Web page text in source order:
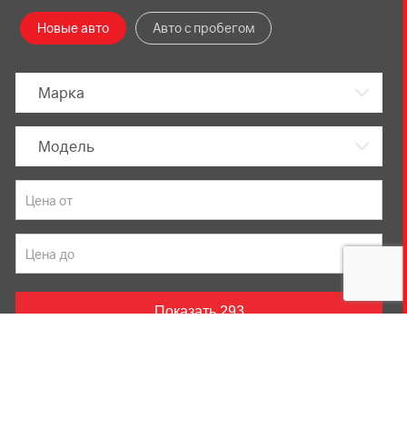
Новые авто Авто с пробегом
Марка
Модель
Показать293